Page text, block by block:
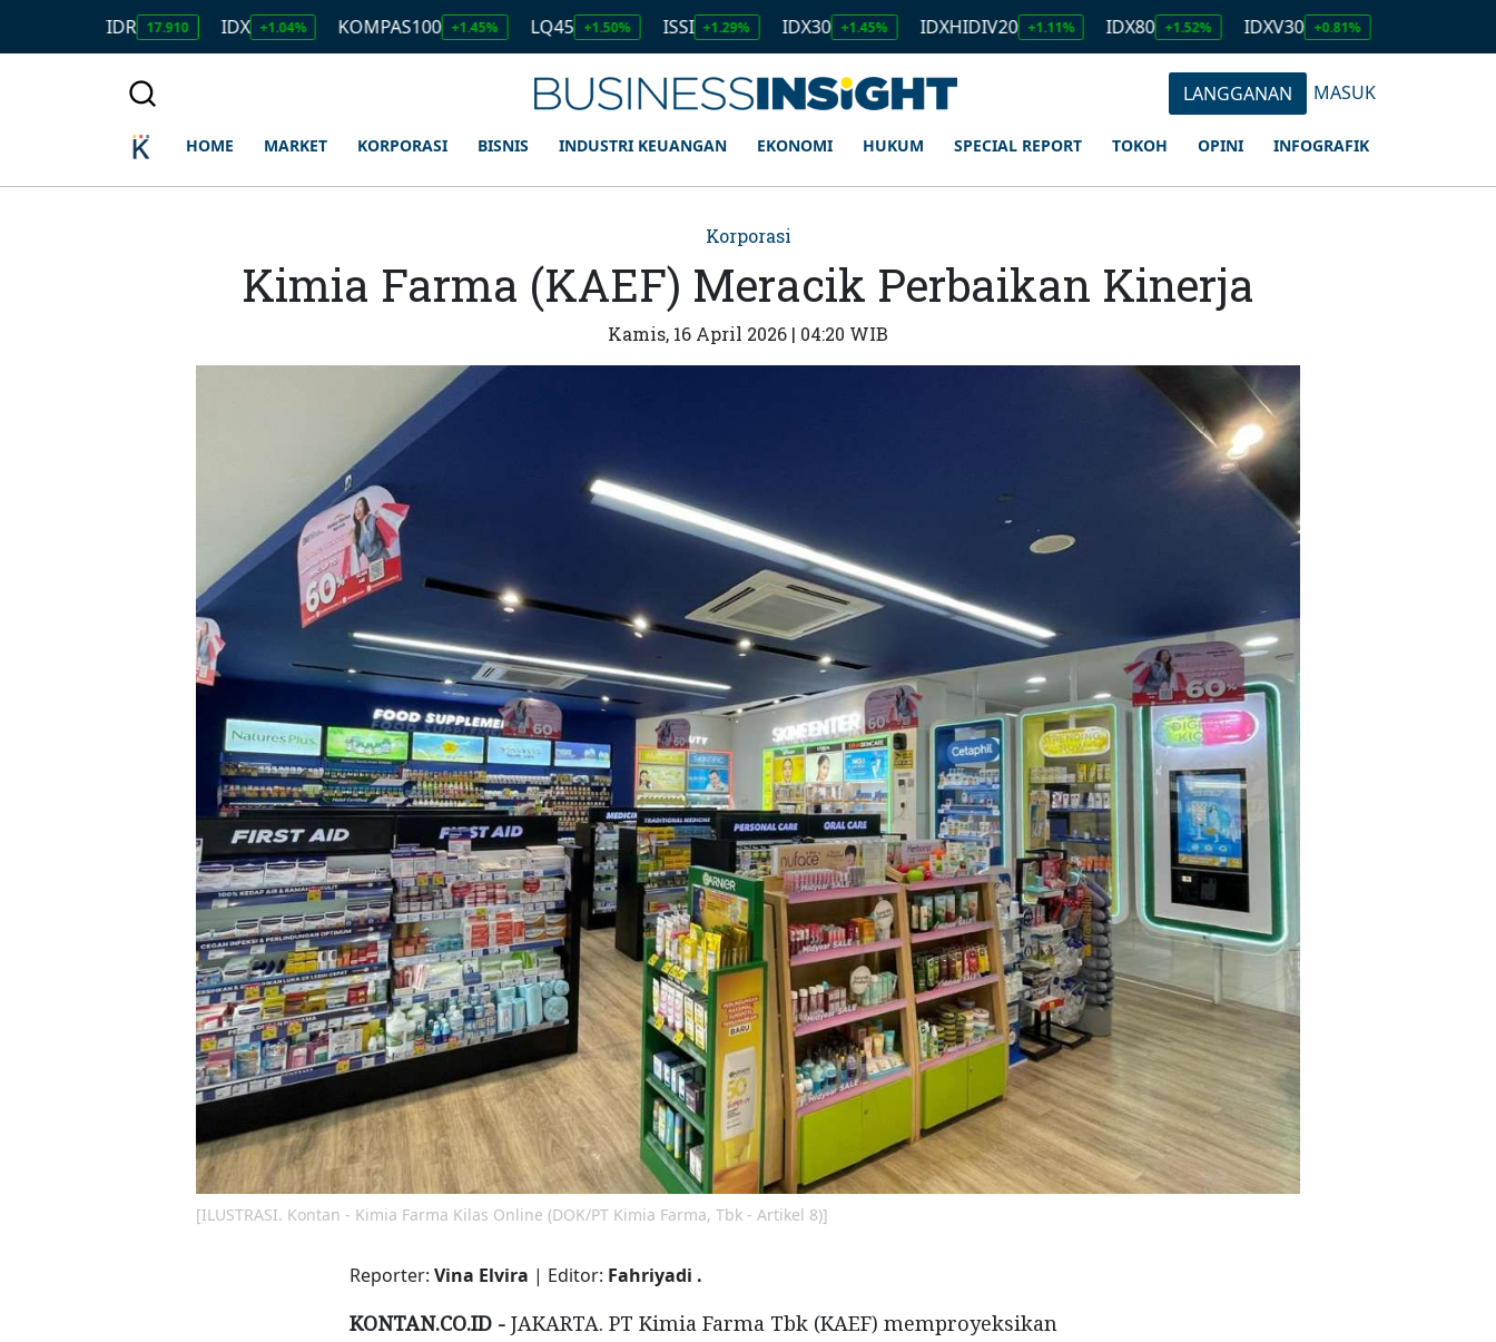
17.910 IDX +1.04% KOMPAS100 +1.45% LQ45 +1.50% ISSI +1.29% IDX30 +1.45% IDXHIDIV20 +1.11% IDX80 +1.52% IDXV30 +0.81% IDXQ30
LANGGANAN MASUK
HOME MARKET KORPORASI BISNIS INDUSTRI KEUANGAN EKONOMI HUKUM SPECIAL REPORT TOKOH OPINI INFOGRAFIK
Korporasi
Kimia Farma (KAEF) Meracik Perbaikan Kinerja
Kamis, 16 April 2026 | 04:20 WIB
[ILUSTRASI. Kontan - Kimia Farma Kilas Online (DOK/PT Kimia Farma, Tbk - Artikel 8)]
Reporter: Vina Elvira | Editor: Fahriyadi .
KONTAN.CO.ID - JAKARTA. PT Kimia Farma Tbk (KAEF) memproyeksikan